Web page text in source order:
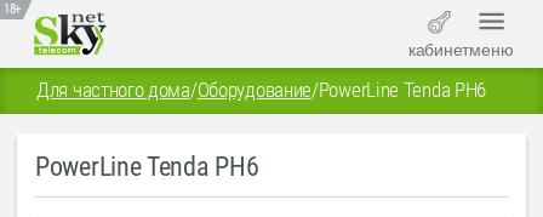
18+
кабинетменю
Для частного дома/Оборудование/PowerLine Tenda PH6
PowerLine Tenda PH6